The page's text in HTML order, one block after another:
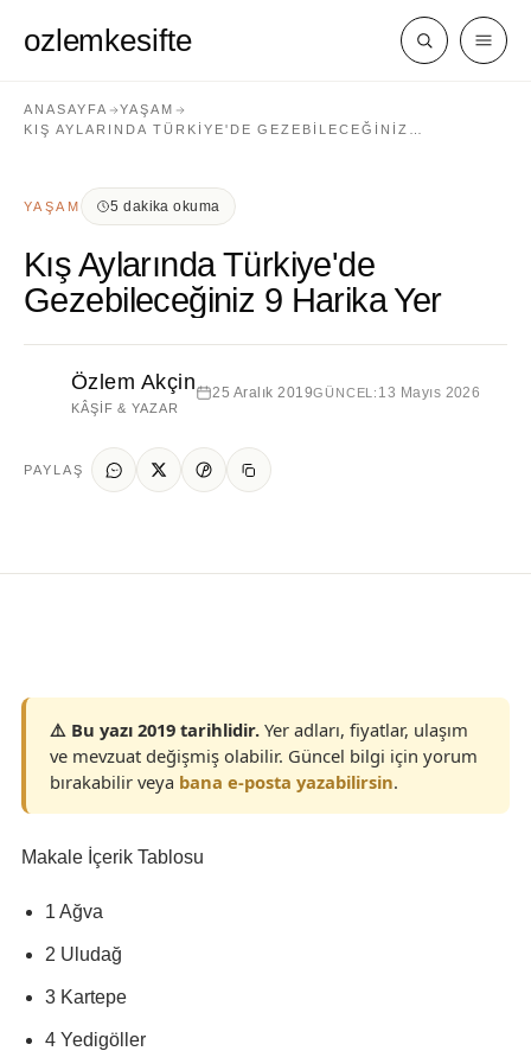
ozlemkesifte
ANASAYFA
YAŞAM
KIŞ AYLARINDA TÜRKIYE'DE GEZEBILECEĞINIZ…
YAŞAM 5 dakika okuma
Kış Aylarında Türkiye'de
Gezebileceğiniz 9 Harika Yer
Özlem Akçin
KÂŞIF & YAZAR
25 Aralık 2019GÜNCEL: 13 Mayıs 2026
PAYLAŞ
⚠️ Bu yazı 2019 tarihlidir. Yer adları, fiyatlar, ulaşım
ve mevzuat değişmiş olabilir. Güncel bilgi için yorum
bırakabilir veya bana e-posta yazabilirsin.
Makale İçerik Tablosu
1 Ağva
2 Uludağ
3 Kartepe
4 Yedigöller